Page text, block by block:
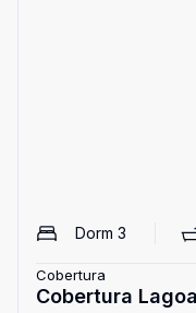
Dorm 3
Cobertura
Cobertura